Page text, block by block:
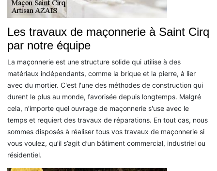
Les travaux de maçonnerie à Saint Cirq
par notre équipe
La maçonnerie est une structure solide qui utilise à des
matériaux indépendants, comme la brique et la pierre, à lier
avec du mortier. C'est l'une des méthodes de construction qui
durent le plus au monde, favorisée depuis longtemps. Malgré
cela, n’importe quel ouvrage de maçonnerie s'use avec le
temps et requiert des travaux de réparations. En tout cas, nous
sommes disposés à réaliser tous vos travaux de maçonnerie si
vous voulez, qu’il s’agit d’un bâtiment commercial, industriel ou
résidentiel.